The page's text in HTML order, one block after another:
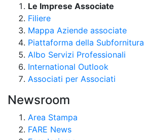
Le Imprese Associate
Filiere
Mappa Aziende associate
Piattaforma della Subfornitura
Albo Servizi Professionali
International Outlook
Associati per Associati
Newsroom
Area Stampa
FARE News